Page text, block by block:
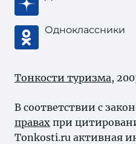
Одноклассники
Тонкости туризма,
В соответствии с
правах при
Tonkosti.ru активная